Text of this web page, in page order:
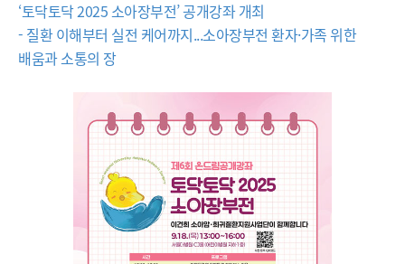
‘토닥토닥 2025 소아장부전’공개강좌 개최
- 질환 이해부터 실전 케어까지...소아장부전 환자·가족 위한
배움과 소통의 장